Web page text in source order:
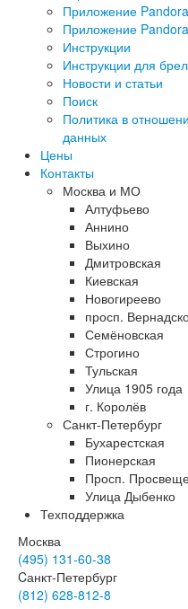
Приложение
Приложение
Инструкции
Инструкции для
Новости и статьи
Поиск
Политика в
данных
Цены
Контакты
Москва и МО
Алтуфьево
Аннино
Выхино
Дмитровская
Киевская
Новогиреево
просп.
Семёновская
Строгино
Тульская
Улица 1905 года
г. Королёв
Санкт-Петербург
Бухарестская
Пионерская
Просп.
Улица Дыбенко
Техподдержка
Москва
(495) 131-60-38
Cанкт-Петербург
(812) 628-812-8